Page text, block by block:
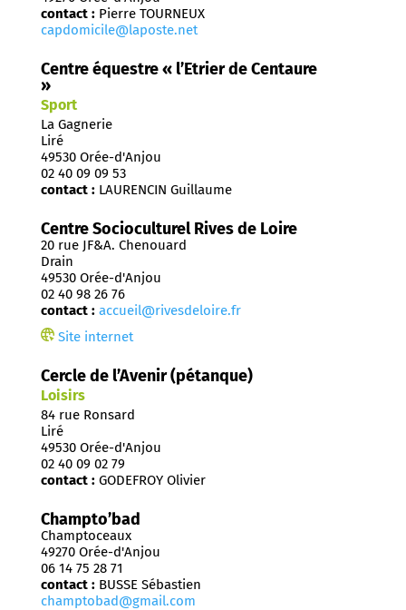
contact : Pierre TOURNEUX
capdomicile@laposte.net
Centre équestre « l’Etrier de Centaure
»
Sport
La Gagnerie
Liré
49530 Orée-d'Anjou
02 40 09 09 53
contact : LAURENCIN Guillaume
Centre Socioculturel Rives de Loire
20 rue JF&A. Chenouard
Drain
49530 Orée-d'Anjou
02 40 98 26 76
contact : accueil@rivesdeloire.fr
Site internet
Cercle de l’Avenir (pétanque)
Loisirs
84 rue Ronsard
Liré
49530 Orée-d'Anjou
02 40 09 02 79
contact : GODEFROY Olivier
Champto’bad
Champtoceaux
49270 Orée-d'Anjou
06 14 75 28 71
contact : BUSSE Sébastien
champtobad@gmail.com